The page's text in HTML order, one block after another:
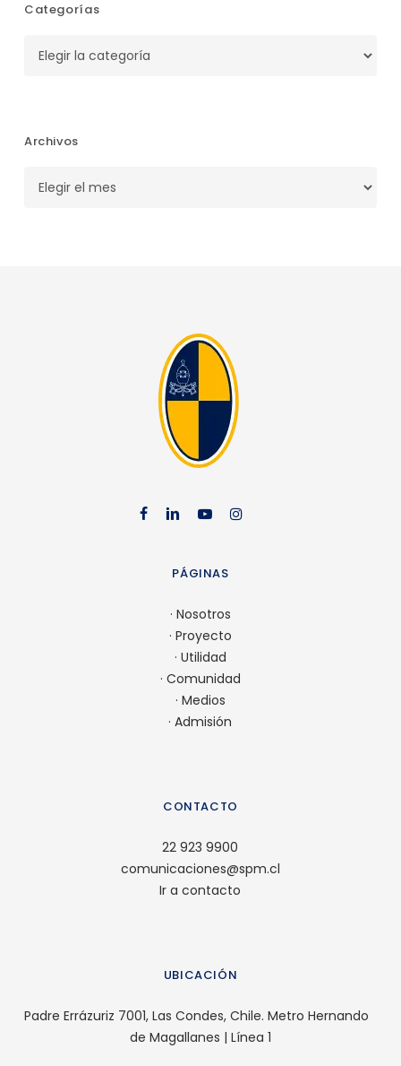
Categorías
Archivos
facebook
linkedin
youtube
PÁGINAS
· Nosotros
· Proyecto
· Utilidad
· Comunidad
· Medios
·Admisión
CONTACTO
22 923 9900
comunicaciones@spm.cl
Ir a contacto
UBICACIÓN
Padre Errázuriz 7001, Las Condes, Chile. Metro Hernando
de Magallanes | Línea 1